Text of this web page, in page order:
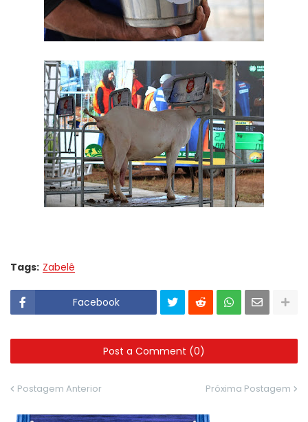
Tags: Zabelê
Facebook
Post a Comment (0)
Postagem Anterior Próxima Postagem